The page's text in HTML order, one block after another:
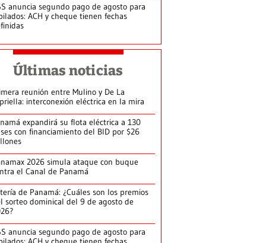
anuncia segundo pago de agosto para
ACH y cheque tienen fechas
Últimas noticias
reunión entre Mulino y De La
interconexión eléctrica en la mira
expandirá su flota eléctrica a 130
con financiamiento del BID por $26
2026 simula ataque con buque
el Canal de Panamá
de Panamá: ¿Cuáles son los premios
sorteo dominical del 9 de agosto de
anuncia segundo pago de agosto para